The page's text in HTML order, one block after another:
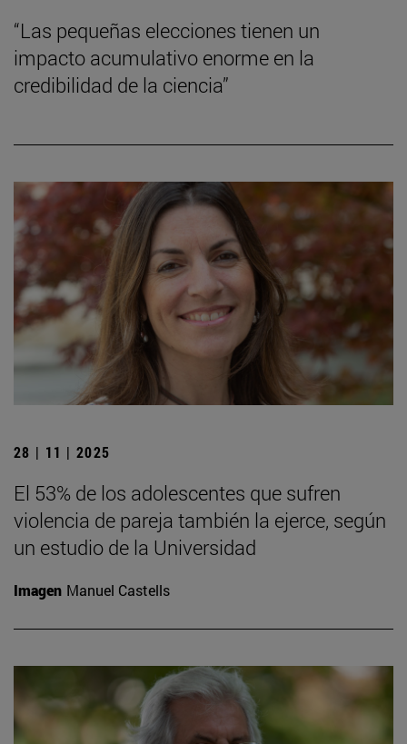
“Las pequeñas elecciones tienen un
impacto acumulativo enorme en la
credibilidad de la ciencia”
28 | 11 | 2025
El 53% de los adolescentes que sufren
violencia de pareja también la ejerce, según
un estudio de la Universidad
Imagen Manuel Castells